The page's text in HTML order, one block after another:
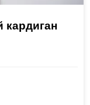
кардиган